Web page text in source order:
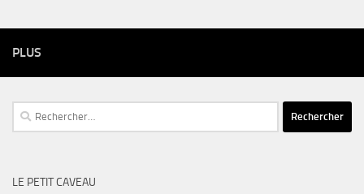
PLUS
Rechercher :
LE PETIT CAVEAU